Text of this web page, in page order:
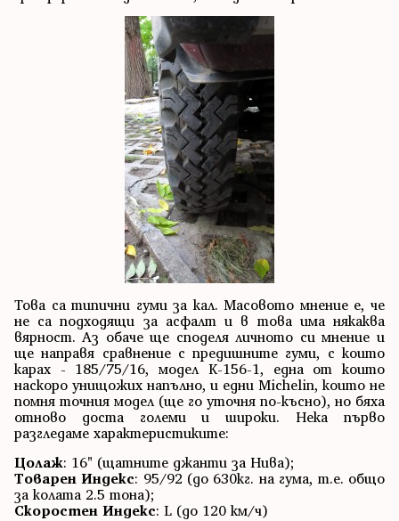
Това са типични гуми за кал. Масовото мнение е, че
не са подходящи за асфалт и в това има някаква
вярност. Аз обаче ще споделя личното си мнение и
ще направя сравнение с предишните гуми, с които
карах - 185/75/16, модел К-156-1, една от които
наскоро унищожих напълно, и едни Michelin, които не
помня точния модел (ще го уточня по-късно), но бяха
отново доста големи и широки. Нека първо
разгледаме характеристиките:
Цолаж: 16" (щатните джанти за Нива);
Товарен Индекс: 95/92 (до 630кг. на гума, т.е. общо
за колата 2.5 тона);
Скоростен Индекс: L (до 120 км/ч)